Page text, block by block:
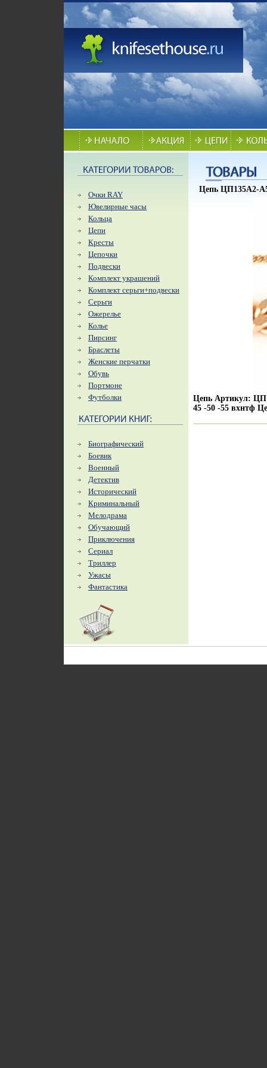
Очки RAY
Ювелирные часы
Кольца
Цепи
Кресты
Цепочки
Подвески
Комплект украшений
Комплект серьги+подвески
Серьги
Ожерелье
Колье
Пирсинг
Браслеты
Женские перчатки
Обувь
Портмоне
Футболки
Биографический
Боевик
Военный
Детектив
Исторический
Криминальный
Мелодрама
Обучающий
Приключения
Сериал
Триллер
Ужасы
Фантастика
Цепь ЦП135А2-
Цепь Артикул:
45 -50 -55 вхнтф